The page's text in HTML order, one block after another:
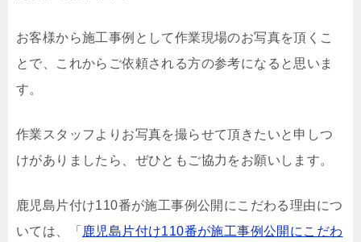
お客様から施工事例として作業現場のお写真を頂くこ
とで、これからご依頼される方の参考になると思いま
す。
作業スタッフよりお写真を撮らせて頂きたいと申しつ
けがありましたら、ぜひともご協力をお願いします。
鹿児島片付け110番が施工事例公開にこだわる理由につ
いては、「 鹿児島片付け110番が施工事例公開にこだわ